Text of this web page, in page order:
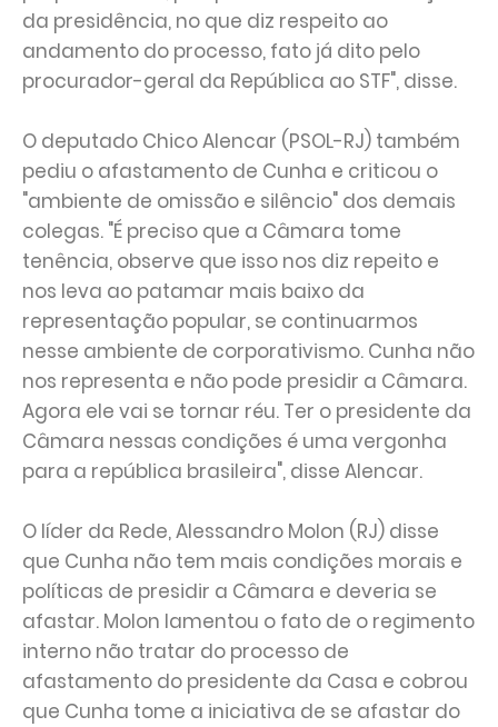
da presidência, no que diz respeito ao
andamento do processo, fato já dito pelo
procurador-geral da República ao STF", disse.
O deputado Chico Alencar (PSOL-RJ) também
pediu o afastamento de Cunha e criticou o
"ambiente de omissão e silêncio" dos demais
colegas. "É preciso que a Câmara tome
tenência, observe que isso nos diz repeito e
nos leva ao patamar mais baixo da
representação popular, se continuarmos
nesse ambiente de corporativismo. Cunha não
nos representa e não pode presidir a Câmara.
Agora ele vai se tornar réu. Ter o presidente da
Câmara nessas condições é uma vergonha
para a república brasileira", disse Alencar.
O líder da Rede, Alessandro Molon (RJ) disse
que Cunha não tem mais condições morais e
políticas de presidir a Câmara e deveria se
afastar. Molon lamentou o fato de o regimento
interno não tratar do processo de
afastamento do presidente da Casa e cobrou
que Cunha tome a iniciativa de se afastar do